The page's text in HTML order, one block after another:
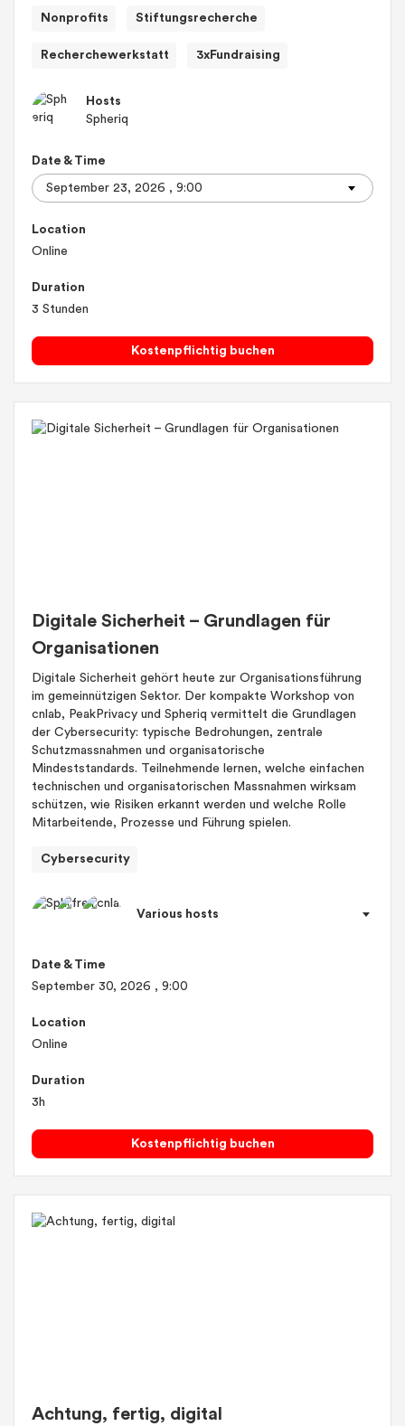
Nonprofits Stiftungsrecherche
Recherchewerkstatt 3xFundraising
Hosts
Spheriq
Date & Time
Location
Online
Duration
3 Stunden
Kostenpflichtig buchen
Digitale Sicherheit – Grundlagen für
Organisationen
Digitale Sicherheit gehört heute zur Organisationsführung
im gemeinnützigen Sektor. Der kompakte Workshop von
cnlab, PeakPrivacy und Spheriq vermittelt die Grundlagen
der Cybersecurity: typische Bedrohungen, zentrale
Schutzmassnahmen und organisatorische
Mindeststandards. Teilnehmende lernen, welche einfachen
technischen und organisatorischen Massnahmen wirksam
schützen, wie Risiken erkannt werden und welche Rolle
Mitarbeitende, Prozesse und Führung spielen.
Cybersecurity
Various hosts
Date & Time
September 30, 2026 , 9:00
Location
Online
Duration
3h
Kostenpflichtig buchen
Achtung, fertig, digital